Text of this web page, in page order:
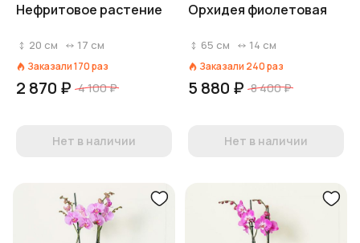
Нефритовое растение
20 см 17 см
Заказали170раз
2 870 ₽ 4 100 ₽
Нет в наличии
Орхидея фиолетовая
65 см 14 см
Заказали 240раз
5 880 ₽ 8 400 ₽
Нет в наличии